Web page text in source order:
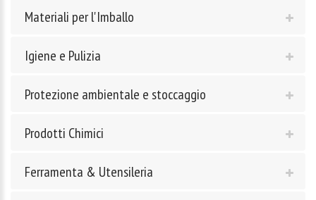
Materiali per l'Imballo
Igiene e Pulizia
Protezione ambientale e stoccaggio
Prodotti Chimici
Ferramenta & Utensileria